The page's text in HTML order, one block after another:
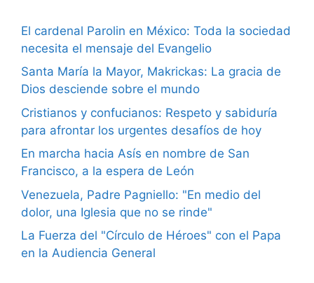
El cardenal Parolin en México: Toda la sociedad
necesita el mensaje del Evangelio
Santa María la Mayor, Makrickas: La gracia de
Dios desciende sobre el mundo
Cristianos y confucianos: Respeto y sabiduría
para afrontar los urgentes desafíos de hoy
En marcha hacia Asís en nombre de San
Francisco, a la espera de León
Venezuela, Padre Pagniello: "En medio del
dolor, una Iglesia que no se rinde"
La Fuerza del "Círculo de Héroes" con el Papa
en la Audiencia General